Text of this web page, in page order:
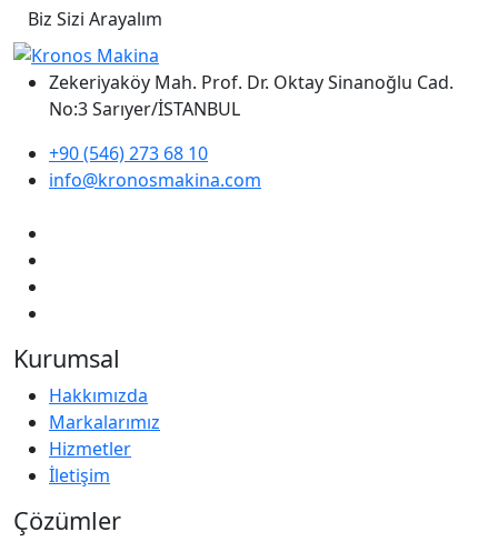
Biz Sizi Arayalım
Zekeriyaköy Mah. Prof. Dr. Oktay Sinanoğlu Cad.
No:3 Sarıyer/İSTANBUL
+90 (546) 273 68 10
info@kronosmakina.com
Kurumsal
Hakkımızda
Markalarımız
Hizmetler
İletişim
Çözümler